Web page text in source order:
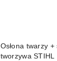
Osłona twarzy
tworzywa STIHL